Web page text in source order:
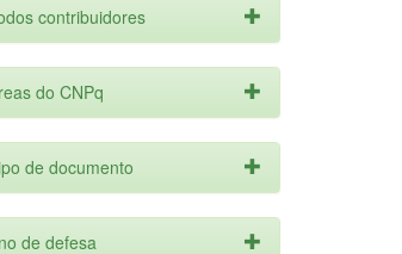
contribuidores
do CNPq
de documento
de defesa